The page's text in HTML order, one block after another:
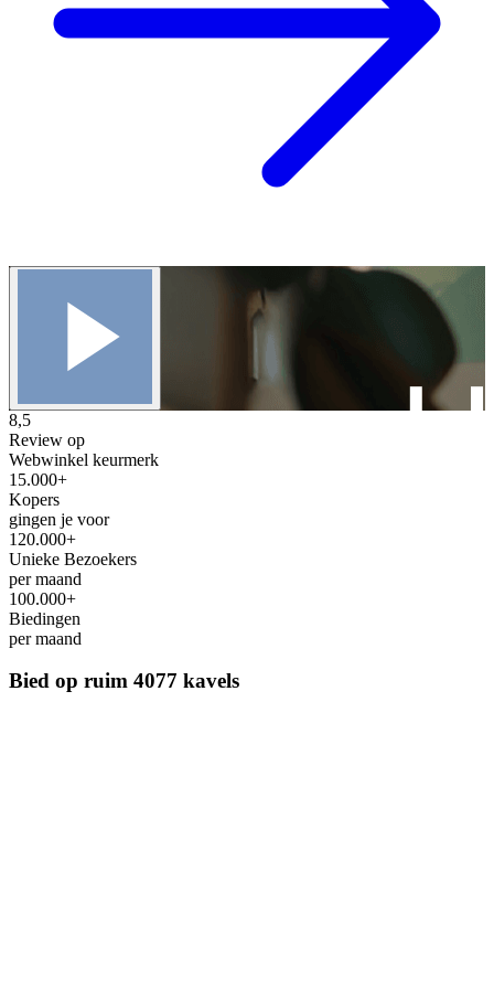
8,5
Review op
Webwinkel keurmerk
15.000+
Kopers
gingen je voor
120.000+
Unieke Bezoekers
per maand
100.000+
Biedingen
per maand
Bied op ruim 4077 kavels